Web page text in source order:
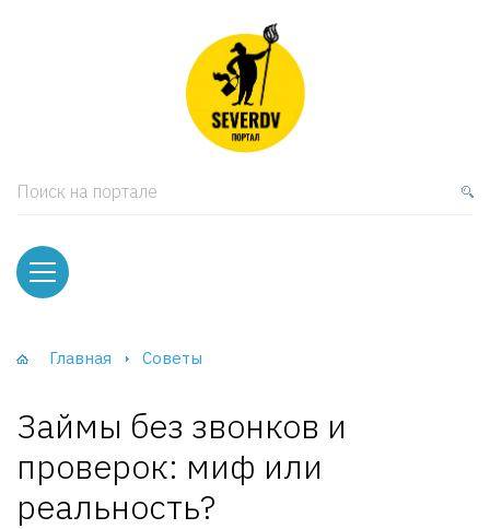
Поиск на портале
Главная Советы
Займы без звонков и
проверок: миф или
реальность?
и тумбы
и Шкафы-Купе